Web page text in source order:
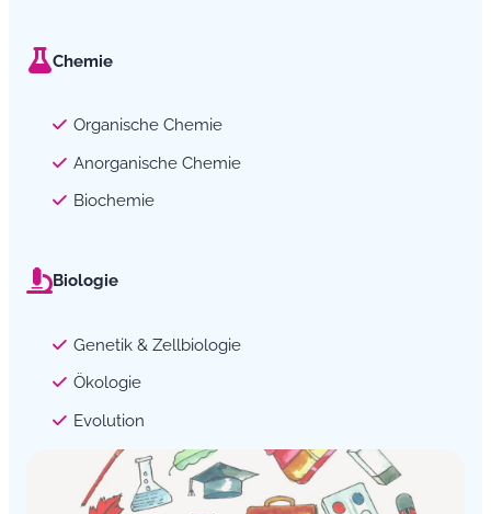
Chemie
Organische Chemie
Anorganische Chemie
Biochemie
Biologie
Genetik & Zellbiologie
Ökologie
Evolution